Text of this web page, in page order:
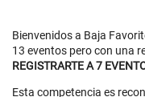
Bienvenidos a Baja
13 eventos pero con una
REGISTRARTE A 7
Esta competencia es